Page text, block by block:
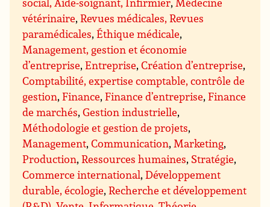
vétérinaire,Revues médicales, Revues
paramédicales,Éthique médicale,
Management, gestion et économie
d’entreprise,Entreprise,Création d’entreprise,
Comptabilité, expertise comptable, contrôle de
gestion,Finance,Finance d’entreprise,Finance
de marchés,Gestion industrielle,
Méthodologie et gestion de projets,
Management,Communication, Marketing,
Production,Ressources humaines, Stratégie,
Commerce international,Développement
durable, écologie,Recherche et développement